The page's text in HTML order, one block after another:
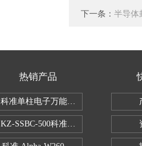
下一条： 半导体
热销产品
科准单柱电子万能拉力机KZ-SSBC-500
KZ-SSBC-500科准单柱电子万能试验